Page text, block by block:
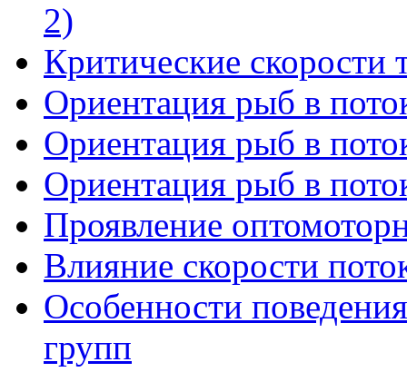
2)
Критические скорости
Ориентация рыб в
Ориентация рыб в
Ориентация рыб в
Проявление
Влияние скорости
Особенности
групп